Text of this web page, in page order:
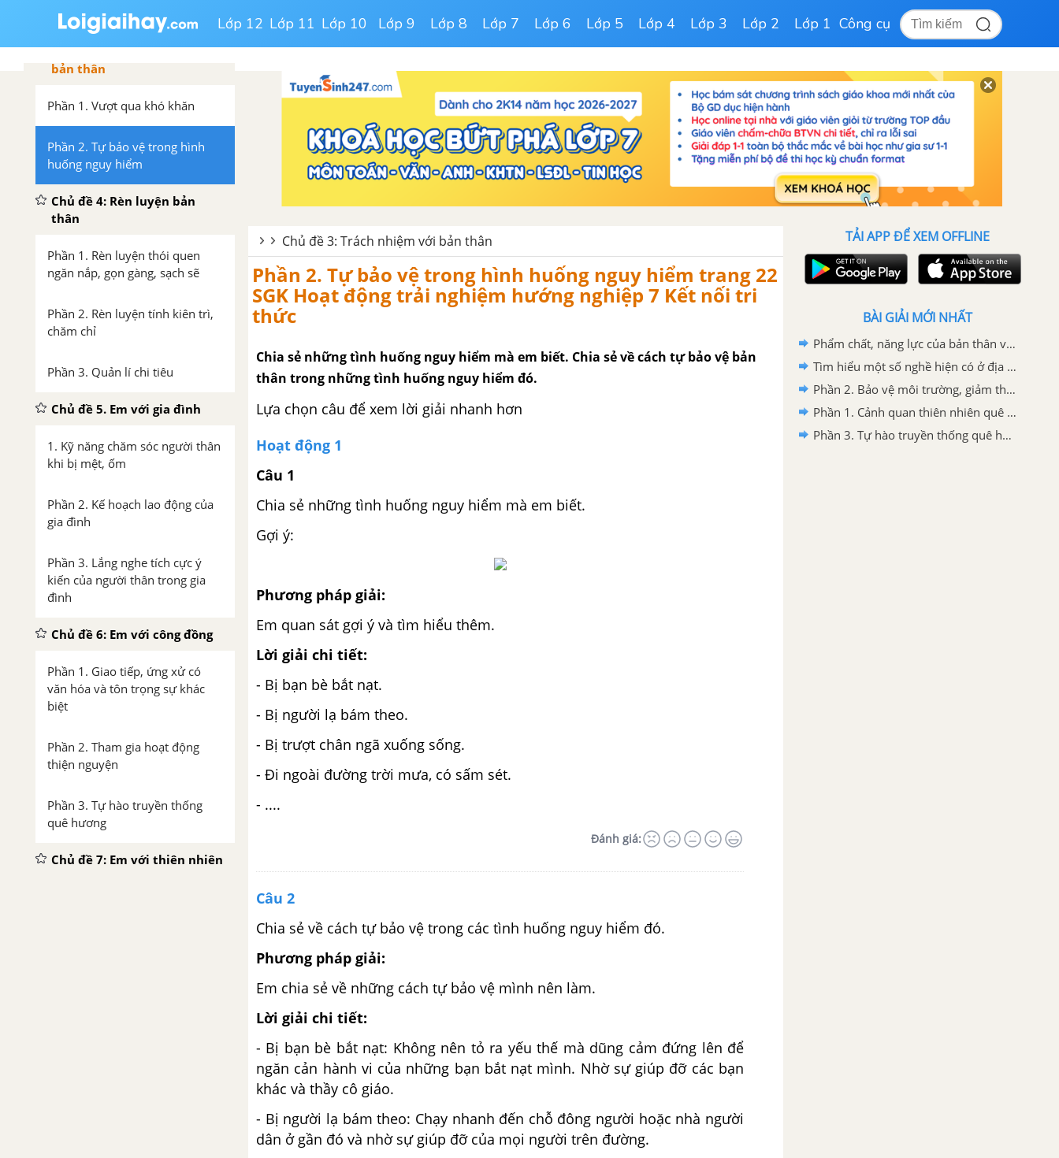
Lớp 12 Lớp 11 Lớp 10 Lớp 9 Lớp 8 Lớp 7 Lớp 6 Lớp 5 Lớp 4 Lớp 3 Lớp 2 Lớp 1 Công cụ
bản thân trang 16
Chủ đề 3: Trách nhiệm với
bản thân
Phần 1. Vượt qua khó khăn
Phần 2. Tự bảo vệ trong hình
huống nguy hiểm
Chủ đề 4: Rèn luyện bản
thân
Phần 1. Rèn luyện thói quen
ngăn nắp, gọn gàng, sạch sẽ
Phần 2. Rèn luyện tính kiên trì,
chăm chỉ
Phần 3. Quản lí chi tiêu
Chủ đề 5. Em với gia đình
1. Kỹ năng chăm sóc người thân
khi bị mệt, ốm
Phần 2. Kế hoạch lao động của
gia đình
Phần 3. Lắng nghe tích cực ý
kiến của người thân trong gia
đình
Chủ đề 6: Em với công đồng
Phần 1. Giao tiếp, ứng xử có
văn hóa và tôn trọng sự khác
biệt
Phần 2. Tham gia hoạt động
thiện nguyện
Phần 3. Tự hào truyền thống
quê hương
Chủ đề 7: Em với thiên nhiên
Chủ đề 3: Trách nhiệm với bản thân
Phần 2. Tự bảo vệ trong hình huống nguy hiểm trang 22
SGK Hoạt động trải nghiệm hướng nghiệp 7 Kết nối tri
thức
Chia sẻ những tình huống nguy hiểm mà em biết. Chia sẻ về cách tự bảo vệ bản
thân trong những tình huống nguy hiểm đó.
Lựa chọn câu để xem lời giải nhanh hơn
Hoạt động 1
Câu 1
Chia sẻ những tình huống nguy hiểm mà em biết.
Gợi ý:
Phương pháp giải:
Em quan sát gợi ý và tìm hiểu thêm.
Lời giải chi tiết:
- Bị bạn bè bắt nạt.
- Bị người lạ bám theo.
- Bị trượt chân ngã xuống sống.
- Đi ngoài đường trời mưa, có sấm sét.
- ....
Đánh giá:
Câu 2
Chia sẻ về cách tự bảo vệ trong các tình huống nguy hiểm đó.
Phương pháp giải:
Em chia sẻ về những cách tự bảo vệ mình nên làm.
Lời giải chi tiết:
- Bị bạn bè bắt nạt: Không nên tỏ ra yếu thế mà dũng cảm đứng lên để
ngăn cản hành vi của những bạn bắt nạt mình. Nhờ sự giúp đỡ các bạn
khác và thầy cô giáo.
- Bị người lạ bám theo: Chạy nhanh đến chỗ đông người hoặc nhà người
dân ở gần đó và nhờ sự giúp đỡ của mọi người trên đường.
TẢI APP ĐỂ XEM OFFLINE
BÀI GIẢI MỚI NHẤT
Phẩm chất, năng lực của bản thân với yêu cầu của nghề ở địa phương. trang 61 SGK Hoạt động trải nghiệm lớp 7 Kết nối tri thức
Tìm hiểu một số nghề hiện có ở địa phương trang 7 SGK Hoạt động trải nghiệm lớp 54 Kết nối tri thức
Phần 2. Bảo vệ môi trường, giảm thiểu hiệu ứng nhà kính trang 49 SGK Hoạt động trải nghiệm lớp 7 Kết nối tri thức
Phần 1. Cảnh quan thiên nhiên quê hương tôi trang 7 SGK Hoạt động trải nghiệm lớp 7 Kết nối tri thức
Phần 3. Tự hào truyền thống quê hương trang 44 SGK Hoạt động trải nghiệm lớp 7 Kết nối tri thức